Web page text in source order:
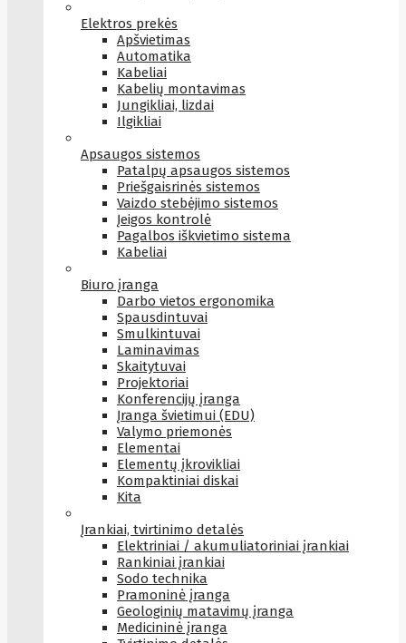
Elektros prekės
Apšvietimas
Automatika
Kabeliai
Kabelių montavimas
Jungikliai, lizdai
Ilgikliai
Apsaugos sistemos
Patalpų apsaugos sistemos
Priešgaisrinės sistemos
Vaizdo stebėjimo sistemos
Įeigos kontrolė
Pagalbos iškvietimo sistema
Kabeliai
Biuro įranga
Darbo vietos ergonomika
Spausdintuvai
Smulkintuvai
Laminavimas
Skaitytuvai
Projektoriai
Konferencijų įranga
Įranga švietimui (EDU)
Valymo priemonės
Elementai
Elementų įkrovikliai
Kompaktiniai diskai
Kita
Įrankiai, tvirtinimo detalės
Elektriniai / akumuliatoriniai įrankiai
Rankiniai įrankiai
Sodo technika
Pramoninė įranga
Geologinių matavimų įranga
Medicininė įranga